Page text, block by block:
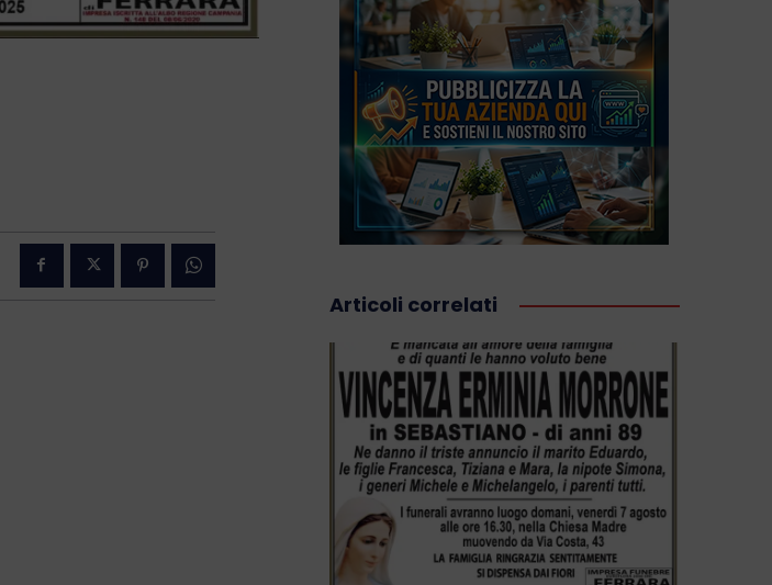
Articoli correlati